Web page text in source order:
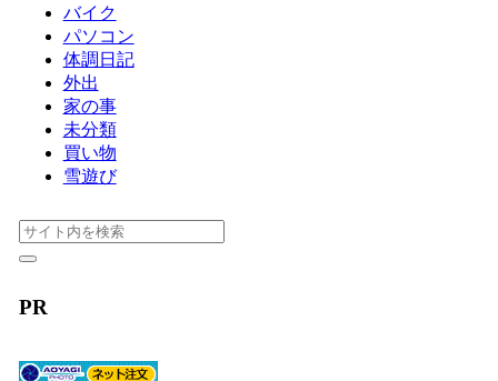
バイク
パソコン
体調日記
外出
家の事
未分類
買い物
雪遊び
PR